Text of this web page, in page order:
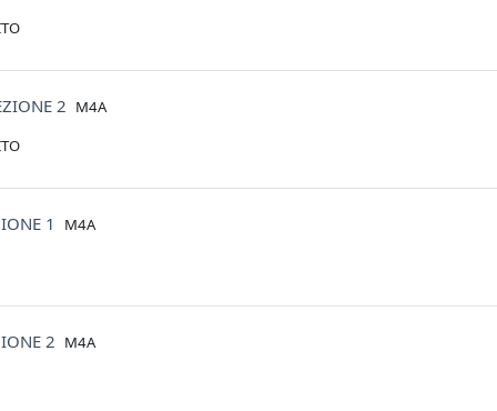
2 File
M4A
1 File
M4A
2 File
M4A